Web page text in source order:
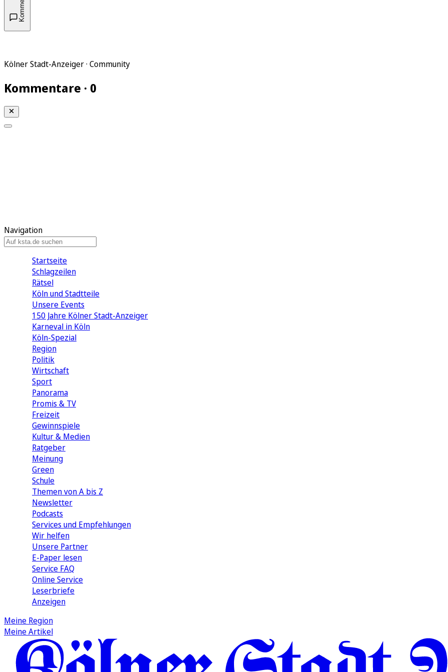
Kölner Stadt-Anzeiger · Community
Kommentare · 0
Navigation
Startseite
Schlagzeilen
Rätsel
Köln und Stadtteile
Unsere Events
150 Jahre Kölner Stadt-Anzeiger
Karneval in Köln
Köln-Spezial
Region
Politik
Wirtschaft
Sport
Panorama
Promis & TV
Freizeit
Gewinnspiele
Kultur & Medien
Ratgeber
Meinung
Green
Schule
Themen von A bis Z
Newsletter
Podcasts
Services und Empfehlungen
Wir helfen
Unsere Partner
E-Paper lesen
Service FAQ
Online Service
Leserbriefe
Anzeigen
Meine Region
Meine Artikel